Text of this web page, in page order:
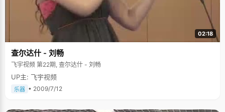
02:18
查尔达什 - 刘畅
飞宇视频 第22期, 查尔达什 - 刘畅
UP主: 飞宇视频
乐器 • 2009/7/12